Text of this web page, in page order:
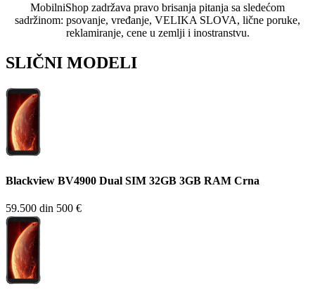
MobilniShop zadržava pravo brisanja pitanja sa sledećom
sadržinom: psovanje, vređanje, VELIKA SLOVA, lične poruke,
reklamiranje, cene u zemlji i inostranstvu.
SLIČNI MODELI
Blackview BV4900 Dual SIM 32GB 3GB RAM Crna
59.500 din 500 €